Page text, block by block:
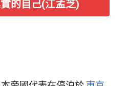
的自己(江孟芝)